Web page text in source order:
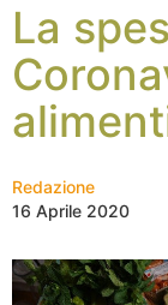
La
Redazione
16 Aprile 2020